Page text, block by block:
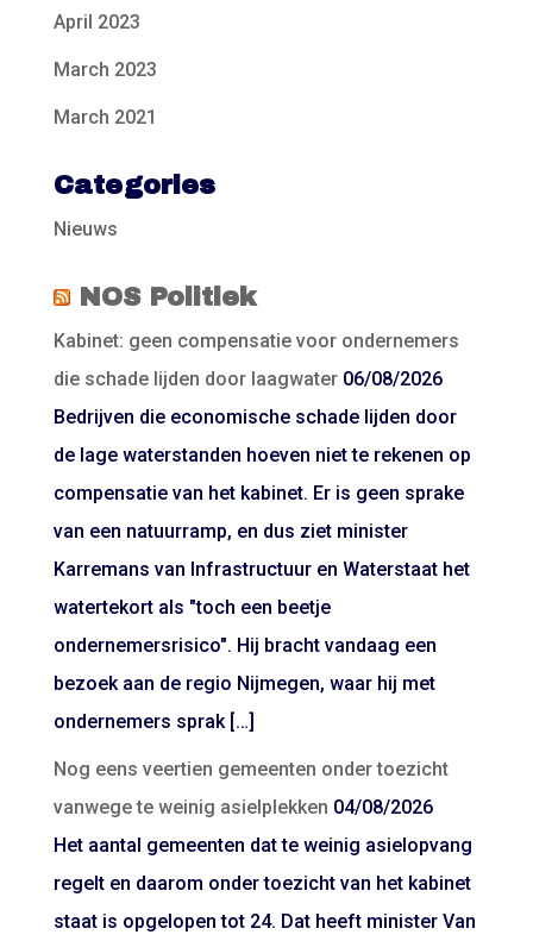
April 2023
March 2023
March 2021
Categories
Nieuws
NOS Politiek
Kabinet: geen compensatie voor ondernemers
die schade lijden door laagwater 06/08/2026
Bedrijven die economische schade lijden door
de lage waterstanden hoeven niet te rekenen op
compensatie van het kabinet. Er is geen sprake
van een natuurramp, en dus ziet minister
Karremans van Infrastructuur en Waterstaat het
watertekort als "toch een beetje
ondernemersrisico". Hij bracht vandaag een
bezoek aan de regio Nijmegen, waar hij met
ondernemers sprak […]
Nog eens veertien gemeenten onder toezicht
vanwege te weinig asielplekken 04/08/2026
Het aantal gemeenten dat te weinig asielopvang
regelt en daarom onder toezicht van het kabinet
staat is opgelopen tot 24. Dat heeft minister Van